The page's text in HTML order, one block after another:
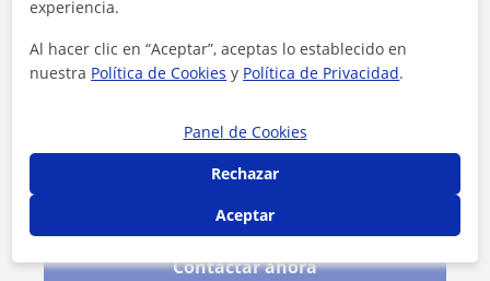
Contactar ahora
experiencia.
Al hacer clic en “Aceptar”, aceptas lo establecido en
nuestra Política de Cookies y Política de Privacidad.
Panel de Cookies
Rechazar
Aceptar